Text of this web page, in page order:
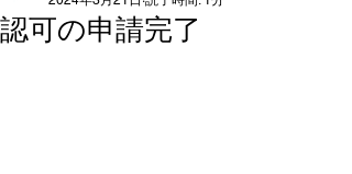
認可の申請完了